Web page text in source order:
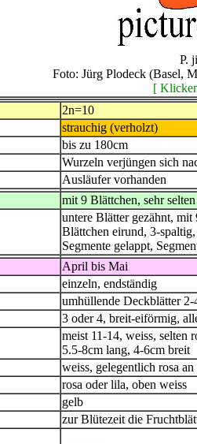
P.
Foto: Jürg Plodeck (Basel,
[
2n=10
strauchig (verholzt)
bis zu 180cm
Wurzeln verjüngen sich
Ausläufer vorhanden
mit 9 Blättchen, sehr
untere Blätter gezähnt,
Blättchen eirund, 3-
Segmente gelappt,
April bis Mai
einzeln, endständig
umhüllende Deckblätter
3 oder 4, breit-eiförmig,
meist 11-14, weiss, selten
5.5-8cm lang, 4-6cm breit
weiss, gelegentlich rosa
rosa oder lila, oben weiss
gelb
zur Blütezeit die